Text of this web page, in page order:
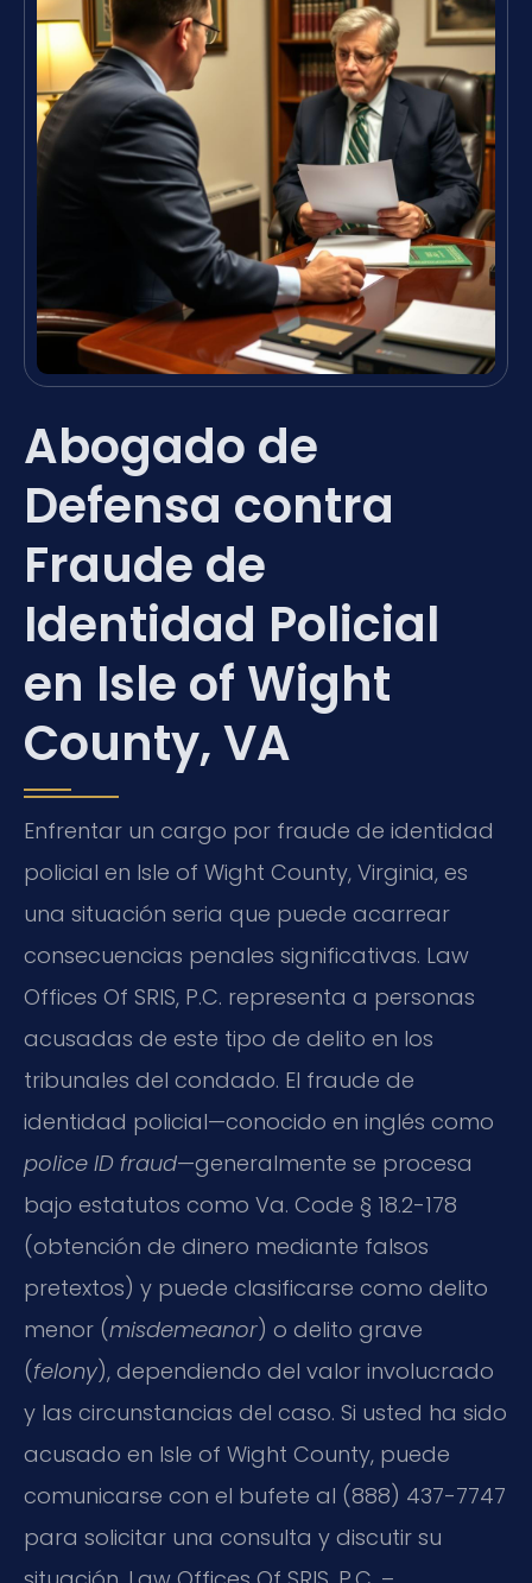
Abogado de
Defensa contra
Fraude de
Identidad Policial
en Isle of Wight
County, VA
Enfrentar un cargo por fraude de identidad
policial en Isle of Wight County, Virginia, es
una situación seria que puede acarrear
consecuencias penales significativas. Law
Offices Of SRIS, P.C. representa a personas
acusadas de este tipo de delito en los
tribunales del condado. El fraude de
identidad policial—conocido en inglés como
police ID fraud—generalmente se procesa
bajo estatutos como Va. Code § 18.2-178
(obtención de dinero mediante falsos
pretextos) y puede clasificarse como delito
menor (misdemeanor) o delito grave
(felony), dependiendo del valor involucrado
y las circunstancias del caso. Si usted ha sido
acusado en Isle of Wight County, puede
comunicarse con el bufete al (888) 437-7747
para solicitar una consulta y discutir su